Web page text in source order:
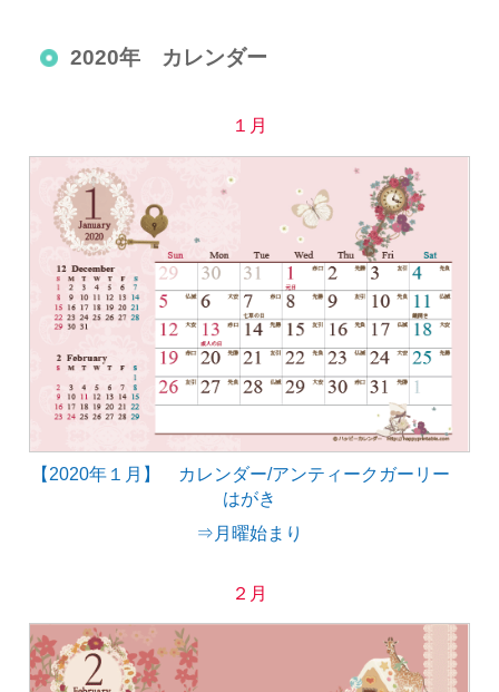
2020年 カレンダー
１月
【2020年１月】 カレンダー/アンティークガーリー
はがき
⇒月曜始まり
２月